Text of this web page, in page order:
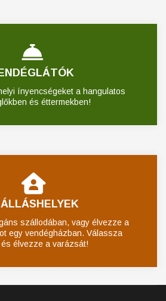
ínyencségeket a hangulatos
és éttermekben!
szállodában, vagy élvezze a
egy vendégházban. Válassza
és élvezze a varázsát!